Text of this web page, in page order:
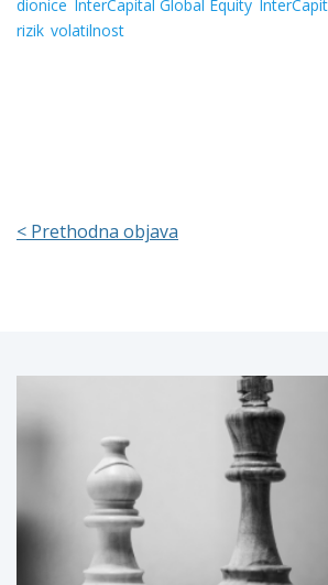
dionice InterCapital Global Equity
rizik volatilnost
< Prethodna objava